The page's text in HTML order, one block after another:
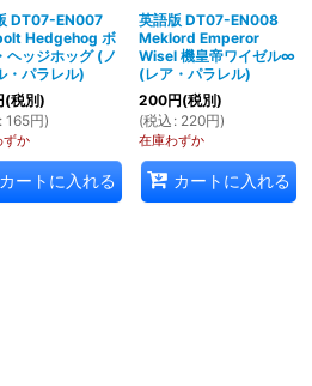
DT07-EN007
Hedgehog ボ
ヘッジホッグ (ノ
・パラレル)
(税別)
: 165円)
ずか
カートに入れる
英語版 DT07-EN008
Meklord Emperor
Wisel 機皇帝ワイゼル∞
(レア・パラレル)
200円(税別)
(税込 : 220円)
在庫わずか
カートに入れる